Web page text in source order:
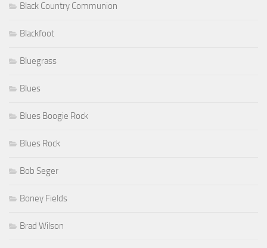
Black Country Communion
Blackfoot
Bluegrass
Blues
Blues Boogie Rock
Blues Rock
Bob Seger
Boney Fields
Brad Wilson